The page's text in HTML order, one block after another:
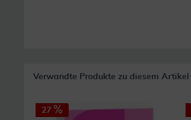
Verwandte Produkte zu diesem Artikel
27